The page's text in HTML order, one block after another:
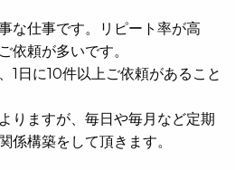
な仕事です。リピート率が高
依頼が多いです。
1日に10件以上ご依頼があること
りますが、毎日や毎月など定期
係構築をして頂きます。